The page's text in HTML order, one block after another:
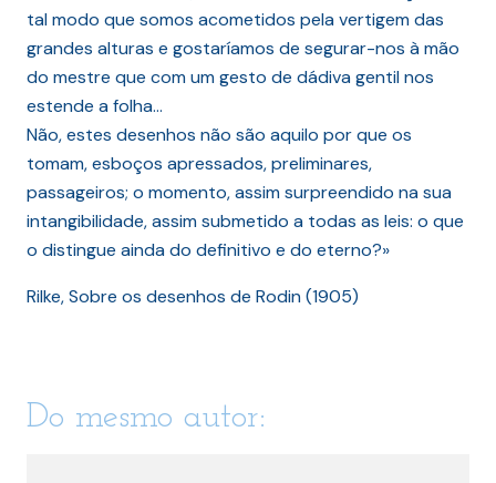
tal modo que somos acometidos pela vertigem das
grandes alturas e gostaríamos de segurar-nos à mão
do mestre que com um gesto de dádiva gentil nos
estende a folha…
Não, estes desenhos não são aquilo por que os
tomam, esboços apressados, preliminares,
passageiros; o momento, assim surpreendido na sua
intangibilidade, assim submetido a todas as leis: o que
o distingue ainda do definitivo e do eterno?»
Rilke, Sobre os desenhos de Rodin (1905)
Do mesmo autor: